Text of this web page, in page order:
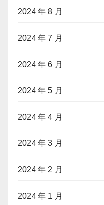
2024 年 8 月
2024 年 7 月
2024 年 6 月
2024 年 5 月
2024 年 4 月
2024 年 3 月
2024 年 2 月
2024 年 1 月